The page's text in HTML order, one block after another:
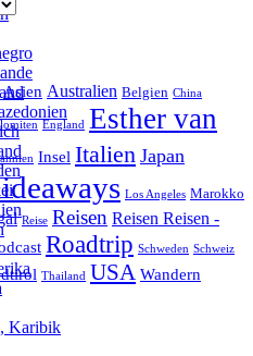
Karibik
Asien Australien Belgien China
England Esther van
Insel Italien Japan
Los Angeles Marokko
Reise Reisen Reisen Reisen -
Roadtrip Schweden Schweiz
Thailand USA Wandern